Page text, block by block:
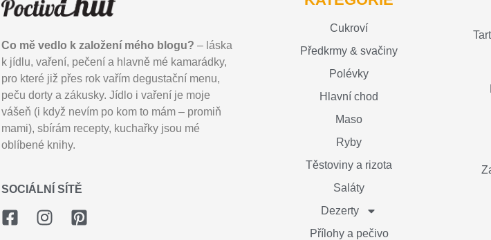
Co mě vedlo k založení mého blogu? – láska
k jídlu, vaření, pečení a hlavně mé kamarádky,
pro které již přes rok vařím degustační menu,
peču dorty a zákusky. Jídlo i vaření je moje
vášeň (i když nevím po kom to mám – promiň
mami), sbírám recepty, kuchařky jsou mé
oblíbené knihy.
SOCIÁLNÍ SÍTĚ
Cukroví
Předkrmy & svačiny
Polévky
Hlavní chod
Maso
Ryby
Těstoviny a rizota
Saláty
Dezerty
Přílohy a pečivo